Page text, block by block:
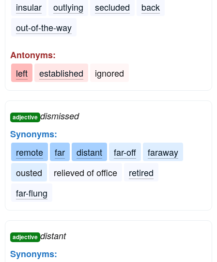
insular
outlying secluded
back
out-of-the-way
Antonyms:
left
established ignored
adjective dismissed
Synonyms:
remote
far distant far-off
faraway
ousted
relieved of office
retired
far-flung
adjective distant
Synonyms: